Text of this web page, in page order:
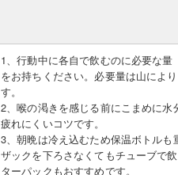
1、行動中に各自で飲むのに必要な量
をお持ちください。必要量は山によ
す。
2、喉の渇きを感じる前にこまめに水
疲れにくいコツです。
3、朝晩は冷え込むため保温ボトルも
ザックを下ろさなくてもチューブで
ターパックもおすすめです。